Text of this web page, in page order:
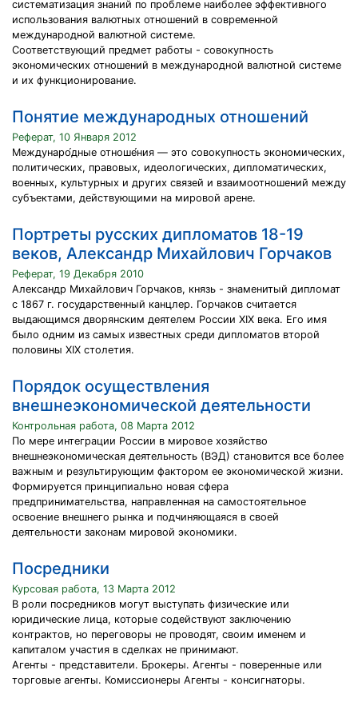
систематизация знаний по проблеме наиболее эффективного
использования валютных отношений в современной
международной валютной системе.
Соответствующий предмет работы - совокупность
экономических отношений в международной валютной системе
и их функционирование.
Понятие международных отношений
Реферат, 10 Января 2012
Междунаро́дные отноше́ния — это совокупность экономических,
политических, правовых, идеологических, дипломатических,
военных, культурных и других связей и взаимоотношений между
субъектами, действующими на мировой арене.
Портреты русских дипломатов 18-19
веков, Александр Михайлович Горчаков
Реферат, 19 Декабря 2010
Александр Михайлович Горчаков, князь - знаменитый дипломат
с 1867 г. государственный канцлер. Горчаков считается
выдающимся дворянским деятелем России ХІХ века. Его имя
было одним из самых известных среди дипломатов второй
половины ХІХ столетия.
Порядок осуществления
внешнеэкономической деятельности
Контрольная работа, 08 Марта 2012
По мере интеграции России в мировое хозяйство
внешнеэкономическая деятельность (ВЭД) становится все более
важным и результирующим фактором ее экономической жизни.
Формируется принципиально новая сфера
предпринимательства, направленная на самостоятельное
освоение внешнего рынка и подчиняющаяся в своей
деятельности законам мировой экономики.
Посредники
Курсовая работа, 13 Марта 2012
В роли посредников могут выступать физические или
юридические лица, которые содействуют заключению
контрактов, но переговоры не проводят, своим именем и
капиталом участия в сделках не принимают.
Агенты - представители. Брокеры. Агенты - поверенные или
торговые агенты. Комиссионеры Агенты - консигнаторы.